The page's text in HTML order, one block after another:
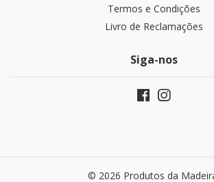
Termos e Condições
Livro de Reclamações
Siga-nos
© 2026 Produtos da